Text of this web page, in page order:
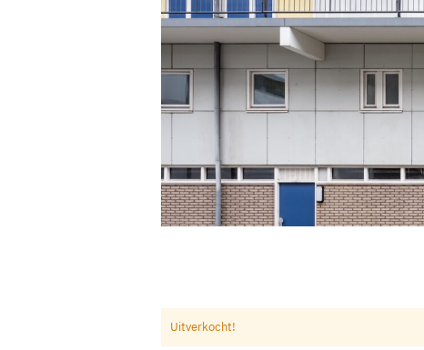
Uitverkocht!